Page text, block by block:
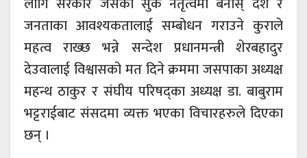
जनताका आवश्यकतालाई सम्बोधन गराउने कुराले
महत्व राख्छ भन्ने सन्देश प्रधानमन्त्री शेरबहादुर
देउवालाई विश्वासको मत दिने क्रममा जसपाका अध्यक्ष
महन्थ ठाकुर र संघीय परिषद्का अध्यक्ष डा. बाबुराम
भट्टराईबाट संसदमा व्यक्त भएका विचारहरुले दिएका
छन् ।